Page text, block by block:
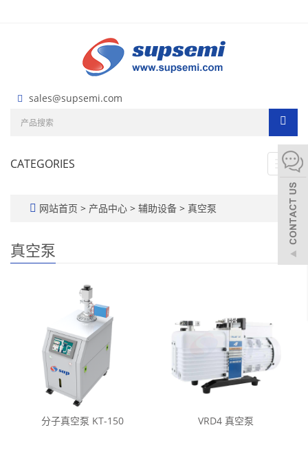
sales@supsemi.com
CATEGORIES
网站首页 > 产品中心 > 辅助设备 > 真空泵
真空泵
分子真空泵 KT-150 VRD4 真空泵